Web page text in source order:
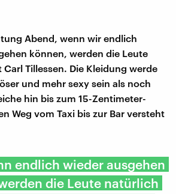
Abend, wenn wir endlich
können, werden die Leute
Tillessen. Die Kleidung werde
und mehr sexy sein als noch
hin bis zum 15-Zentimeter-
Weg vom Taxi bis zur Bar versteht
endlich wieder ausgehen
die Leute natürlich